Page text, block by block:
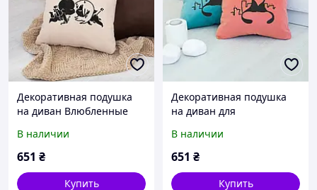
Декоративная подушка
на диван Влюбленные
флока Разные цвета
В наличии
651 ₴
Купить
Декоративная подушка
на диван для
«Коты под луной» флок
В наличии
651 ₴
Купить